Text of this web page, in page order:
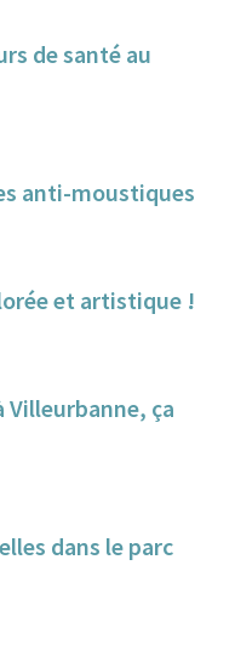
de santé au
anti-moustiques
et artistique !
Villeurbanne, ça
dans le parc